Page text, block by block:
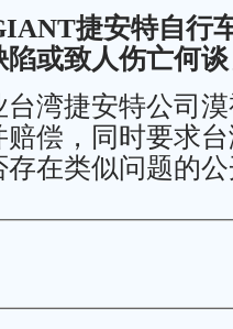
捷安特自行
陷或致人伤亡何
湾捷安特公司
偿，同时要求
在类似问题的